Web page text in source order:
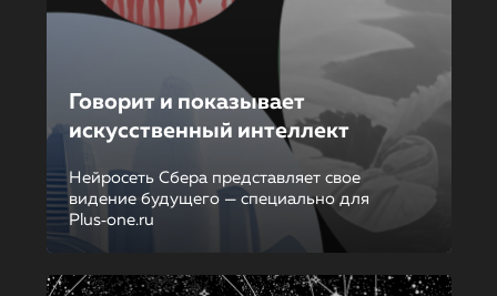
Говорит и показывает
искусственный интеллект
Нейросеть Сбера представляет свое
видение будущего — специально для
Plus‑one.ru